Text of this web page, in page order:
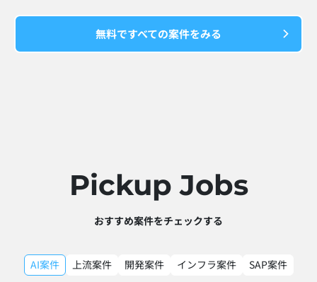
無料ですべての案件をみる
Pickup Jobs​
おすすめ案件をチェックする
AI案件 上流案件 開発案件 インフラ案件 SAP案件